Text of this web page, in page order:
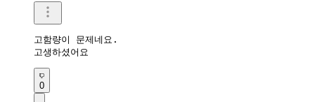
고함량이 문제네요.
고생하셨어요
0